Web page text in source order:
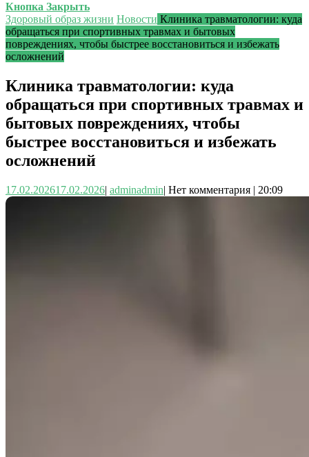
Кнопка Закрыть
Здоровый образ жизни Новости Клиника травматологии: куда
обращаться при спортивных травмах и бытовых
повреждениях, чтобы быстрее восстановиться и избежать
осложнений
Клиника травматологии: куда
обращаться при спортивных травмах и
бытовых повреждениях, чтобы
быстрее восстановиться и избежать
осложнений
17.02.202617.02.2026| adminadmin| Нет комментария | 20:09